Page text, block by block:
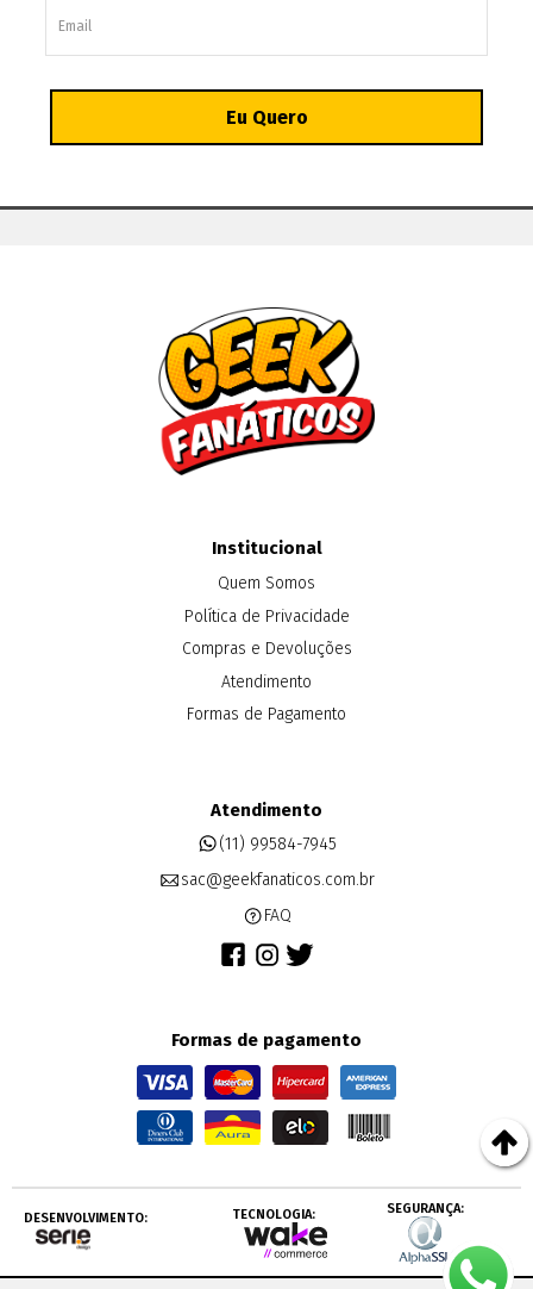
Institucional
Quem Somos
Política de Privacidade
Compras e Devoluções
Atendimento
Formas de Pagamento
Atendimento
(11) 99584-7945
sac@geekfanaticos.com.br
FAQ
Formas de pagamento
DESENVOLVIMENTO: TECNOLOGIA: SEGURANÇA: